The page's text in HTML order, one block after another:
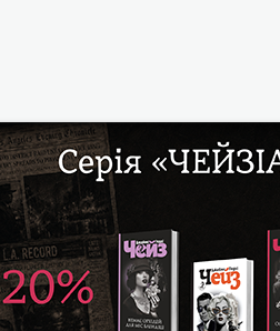
|
Інтернет-магазин «Видавництво
46018, м. Тернопіль, А/С 529
Тел.: (067) 350-18-70, (066) 727-17-62